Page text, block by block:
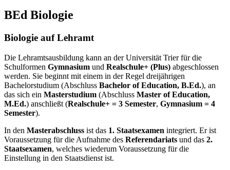
BEd Biologie
Biologie auf Lehramt
Die Lehramtsausbildung kann an der Universität Trier für die
Schulformen Gymnasium und Realschule+ (Plus) abgeschlossen
werden. Sie beginnt mit einem in der Regel dreijährigen
Bachelorstudium (Abschluss Bachelor of Education, B.Ed.), an
das sich ein Masterstudium (Abschluss Master of Education,
M.Ed.) anschließt (Realschule+ = 3 Semester, Gymnasium = 4
Semester).
In den Masterabschluss ist das 1. Staatsexamen integriert. Er ist
Voraussetzung für die Aufnahme des Referendariats und das 2.
Staatsexamen, welches wiederum Voraussetzung für die
Einstellung in den Staatsdienst ist.